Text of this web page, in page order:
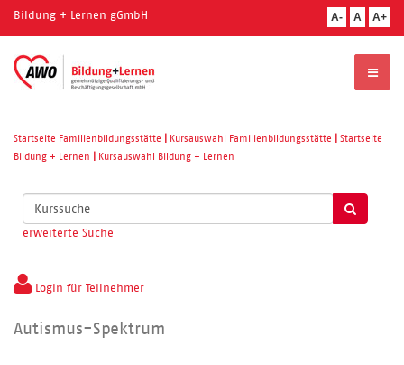
Bildung + Lernen gGmbH A- A A+
Startseite Familienbildungsstätte Kursauswahl Familienbildungsstätte
Startseite
Bildung + Lernen
Kursauswahl Bildung + Lernen
Kurse
suchen
erweiterte Suche
Login für Teilnehmer
Autismus-Spektrum